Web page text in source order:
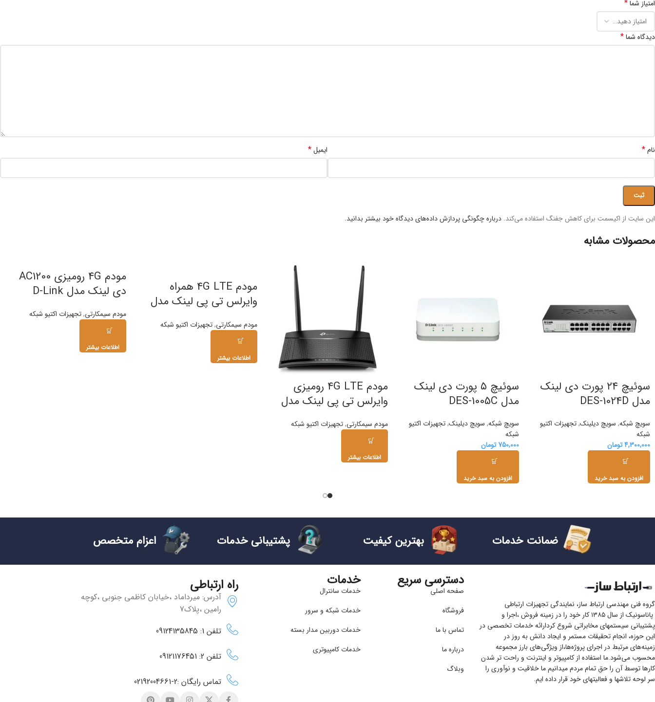
امتیاز شما*
دیدگاه شما*
نام* ایمیل*
این سایت از اکیسمت برای کاهش جفنگ استفاده می‌کند. درباره چگونگی پردازش داده‌های دیدگاه خود بیشتر بدانید.
محصولات مشابه
سوئیچ ۲۴ پورت دی لینک
مدل DES-1024D
سویچ شبکه, سویچ دیلینک,تجهیزات اکتیو
شبکه
4,300,000تومان
افزودن به سبد خرید
سوئیچ ۵ پورت دی لینک
مدل DES-1005C
سویچ شبکه, سویچ دیلینک,تجهیزات اکتیو
شبکه
750,000 تومان
افزودن به سبد خرید
مودم 4G LTE رومیزی
وایرلس تی پی لینک مدل
مودم سیمکارتی, تجهیزات اکتیو شبکه
اطلاعات بیشتر
مودم 4G LTE همراه
وایرلس تی پی لینک مدل
مودم سیمکارتی,تجهیزات اکتیو شبکه
اطلاعات بیشتر
مودم 4G رومیزی AC1200
دی لینک مدل D-Link
مودم سیمکارتی,تجهیزات اکتیو شبکه
اطلاعات بیشتر
ضمانت خدمات بهترین کیفیت پشتیبانی خدمات اعزام متخصص
گروه فنی مهندسی ارتباط ساز، نمایندگی تجهیزات ارتباطی
پاناسونیک از سال ۱۳۸۵ کار خود را در زمینه فروش ،اجرا و
پشتیبانی سیستمهای مخابراتی شروع کردارائه خدمات تخصصی در
این حوزه، انجام تحقیقات مستمر و ایجاد دانش به‌ روز در
زمینه‌های مرتبط در اجرای پروژه‌ها،از ویژگی‌های بارز مجموعه
محسوب می‌شود.ما استفاده از کامپیوتر و اینترنت و راحت تر شدن
کارها توسط آن را حق تمام مردم میدانیم ما خلاقیت و نوآوری را
سر لوحه تلاشها و فعالیتهای خود قرار داده ایم.
دسترسی سریع
صفحه اصلی
فروشگاه
تماس با ما
درباره ما
وبلاگ
خدمات
خدمات سانترال
خدمات شبکه و سرور
خدمات دوربین مدار بسته
خدمات کامپیوتری
راه ارتباطی
آدرس: میرداماد ،خیابان کاظمی جنوبی ،کوچه
رامین ،پلاک7
تلفن 1: 09124135845
تلفن 2: 09121176451
تماس رایگان :2-02192004661